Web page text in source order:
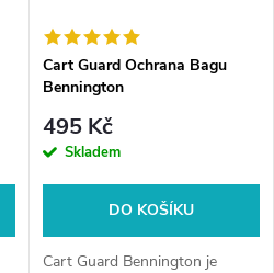
Cart Guard Ochrana Bagu
Bennington
495 Kč
Skladem
DO KOŠÍKU
Cart Guard Bennington je